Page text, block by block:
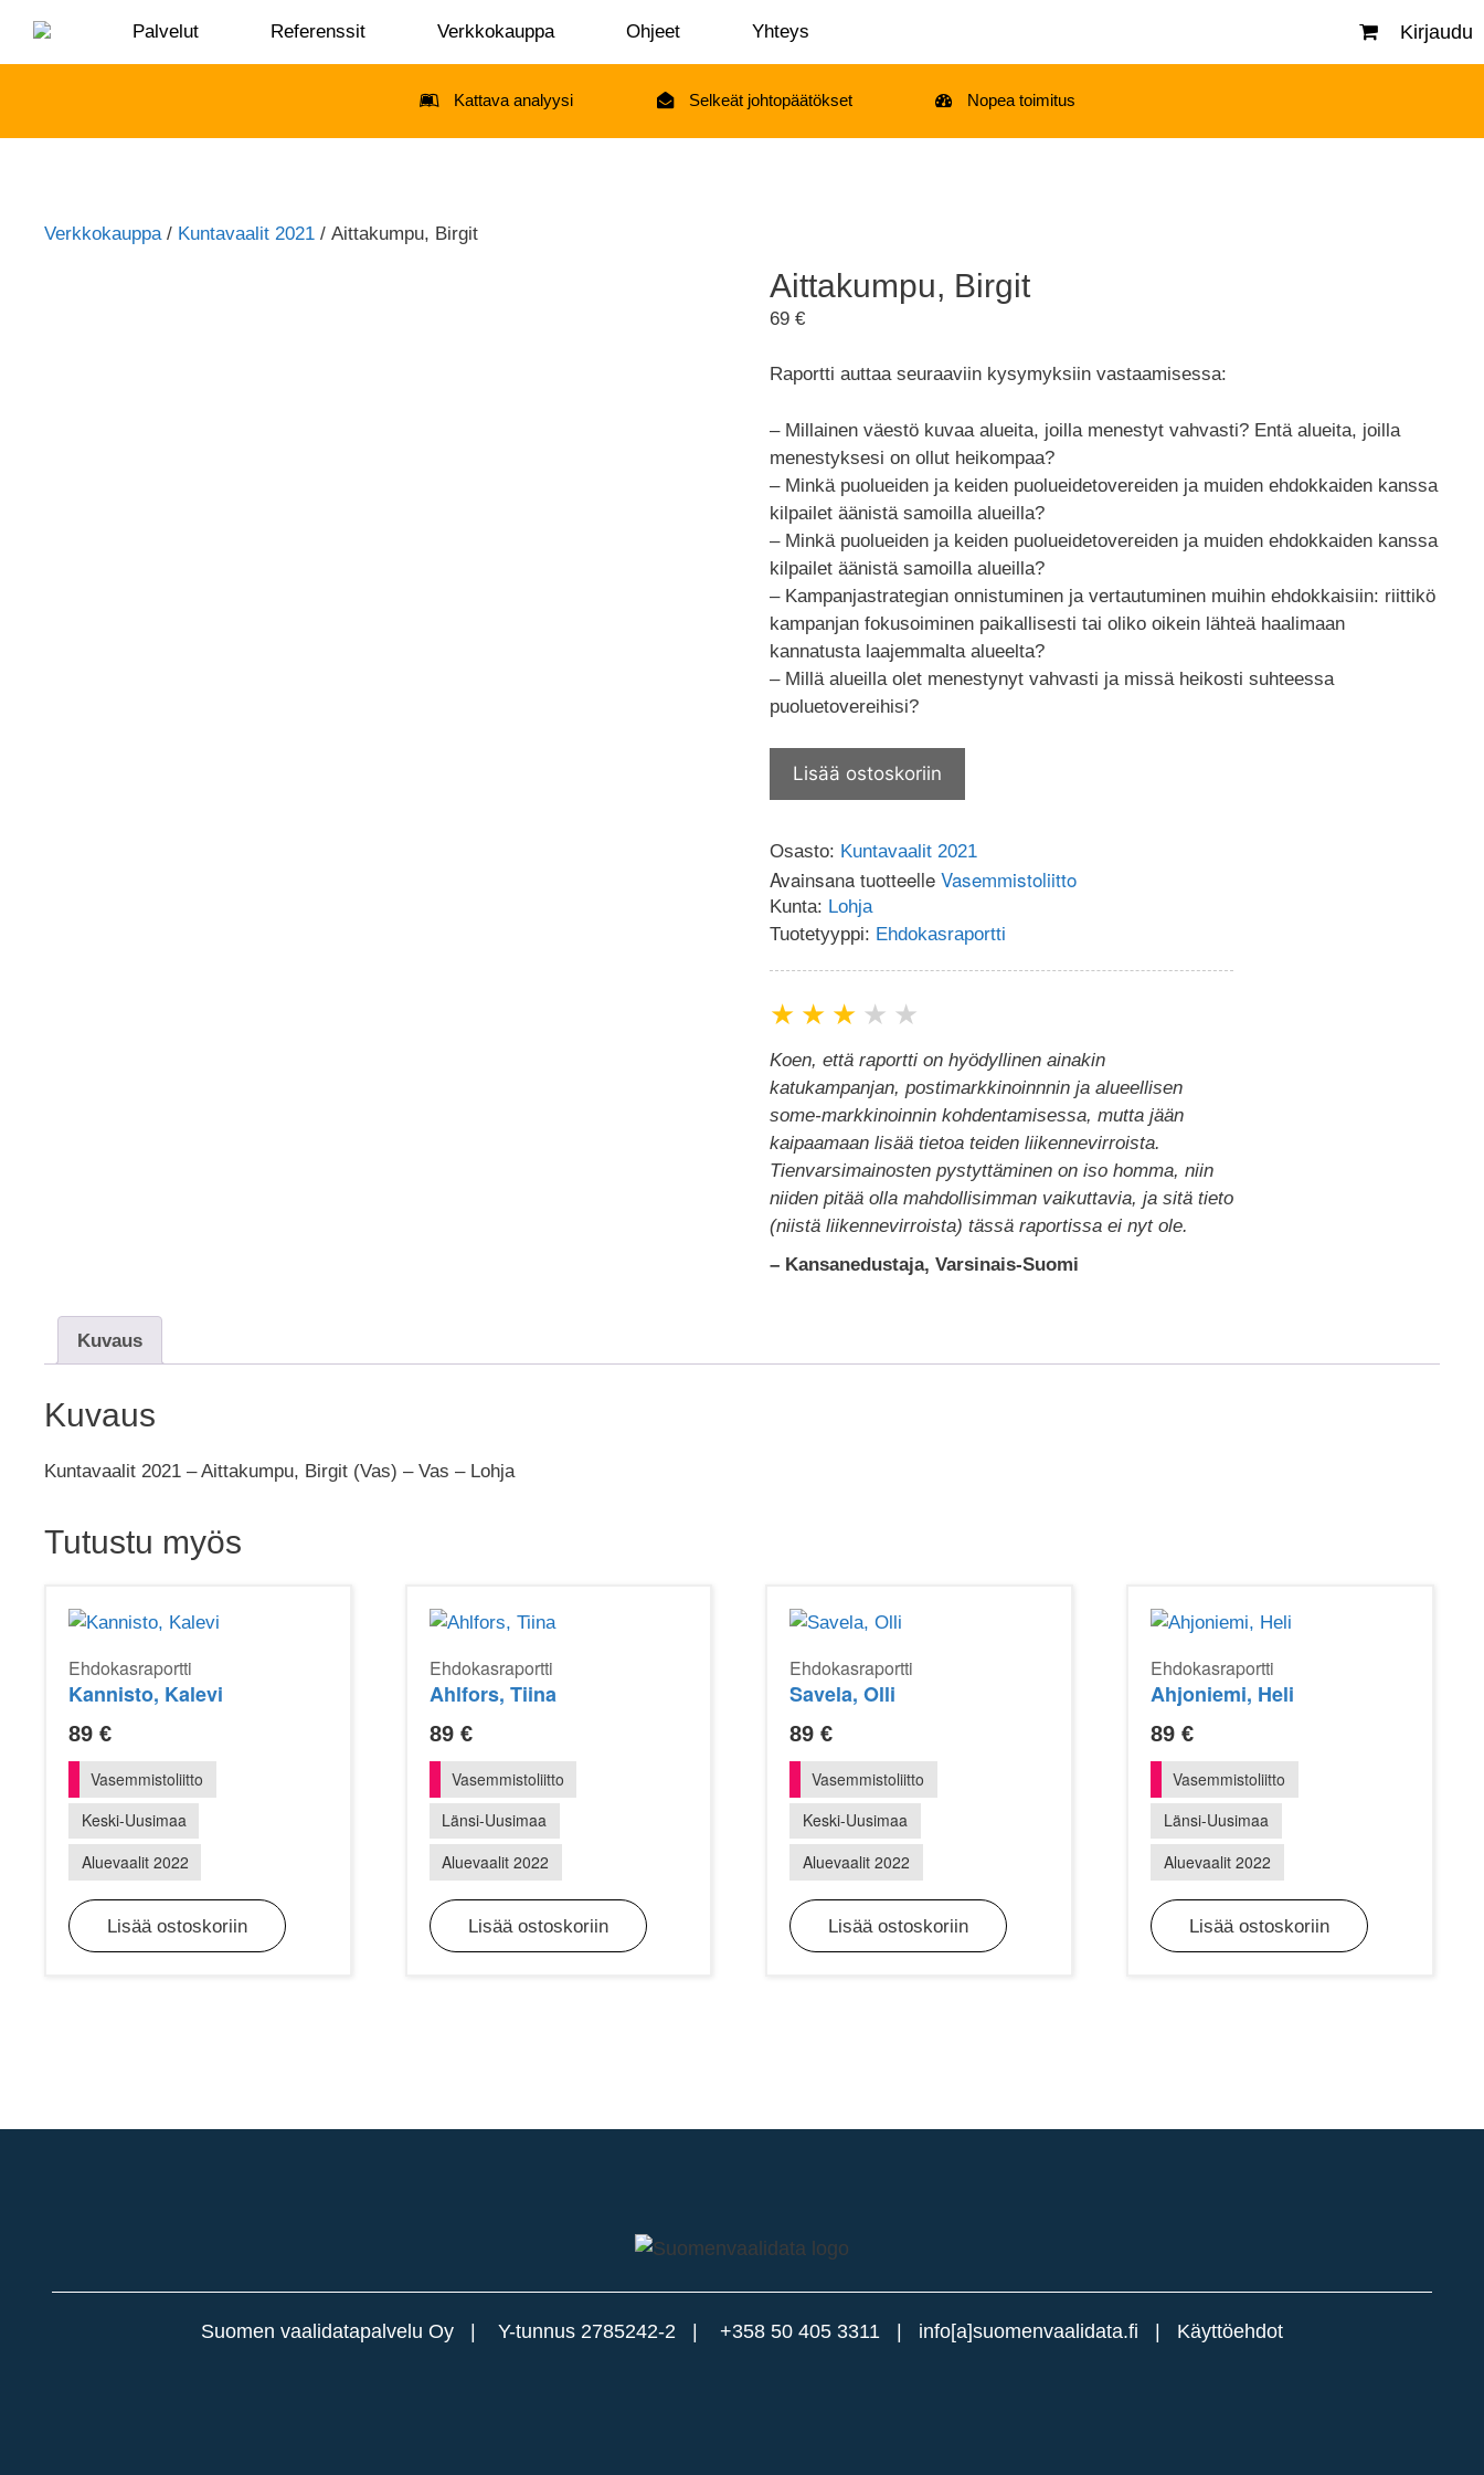
Palvelut Referenssit Verkkokauppa Ohjeet Yhteys Kirjaudu
Kattava analyysi Selkeät johtopäätökset Nopea toimitus
Verkkokauppa/ Kuntavaalit 2021 / Aittakumpu, Birgit
Aittakumpu, Birgit
69€
Raportti auttaa seuraaviin kysymyksiin vastaamisessa:
– Millainen väestö kuvaa alueita, joilla menestyt vahvasti? Entä alueita, joilla
menestyksesi on ollut heikompaa?
– Minkä puolueiden ja keiden puolueidetovereiden ja muiden ehdokkaiden kanssa
kilpailet äänistä samoilla alueilla?
– Minkä puolueiden ja keiden puolueidetovereiden ja muiden ehdokkaiden kanssa
kilpailet äänistä samoilla alueilla?
– Kampanjastrategian onnistuminen ja vertautuminen muihin ehdokkaisiin: riittikö
kampanjan fokusoiminen paikallisesti tai oliko oikein lähteä haalimaan
kannatusta laajemmalta alueelta?
– Millä alueilla olet menestynyt vahvasti ja missä heikosti suhteessa
puoluetovereihisi?
Lisää ostoskoriin
Osasto: Kuntavaalit 2021
Avainsana tuotteelleVasemmistoliitto
Kunta: Lohja
Tuotetyyppi: Ehdokasraportti
★ ★ ★ ★ ★
Koen, että raportti on hyödyllinen ainakin
katukampanjan, postimarkkinoinnnin ja alueellisen
some-markkinoinnin kohdentamisessa, mutta jään
kaipaamaan lisää tietoa teiden liikennevirroista.
Tienvarsimainosten pystyttäminen on iso homma, niin
niiden pitää olla mahdollisimman vaikuttavia, ja sitä tieto
(niistä liikennevirroista) tässä raportissa ei nyt ole.
– Kansanedustaja, Varsinais-Suomi
Kuvaus
Kuvaus
Kuntavaalit 2021 – Aittakumpu, Birgit (Vas) – Vas – Lohja
Tutustu myös
Ehdokasraportti
Kannisto, Kalevi
89 €
Vasemmistoliitto
Keski-Uusimaa
Aluevaalit 2022
Lisää ostoskoriin
Ehdokasraportti
Ahlfors, Tiina
89 €
Vasemmistoliitto
Länsi-Uusimaa
Aluevaalit 2022
Lisää ostoskoriin
Ehdokasraportti
Savela, Olli
89€
Vasemmistoliitto
Keski-Uusimaa
Aluevaalit 2022
Lisää ostoskoriin
Ehdokasraportti
Ahjoniemi, Heli
89€
Vasemmistoliitto
Länsi-Uusimaa
Aluevaalit 2022
Lisää ostoskoriin
Suomen vaalidatapalvelu Oy | Y-tunnus 2785242-2 | +358 50 405 3311 info[a]suomenvaalidata.fi Käyttöehdot